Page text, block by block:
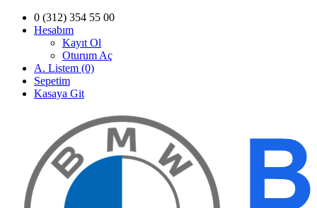
0 (312) 354 55 00
Hesabım
Kayıt Ol
Oturum Aç
A. Listem (0)
Sepetim
Kasaya Git